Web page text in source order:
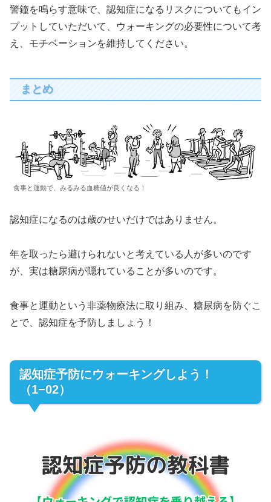
警鐘を鳴らす意味で、認知症になるリスクについてもイン
プットしていただいて、ウォーキングの必要性について考
え、モチベーションを維持してください。
まとめ
食事と運動で、みるみる血糖値が良くなる！
認知症になるのは歳のせいだけではありません。
年を取ったら避けられないと考えている人が多いのです
が、実は糖尿病が隠れていることが多いのです。
食事と運動という非薬物療法に取り組み、糖尿病を防ぐこ
とで、認知症を予防しましょう！
認知症予防にウォーキングしよう！
（1−02）